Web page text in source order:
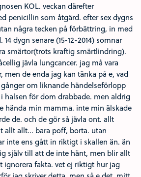
KOL. veckan därefter
penicillin som åtgärd. efter sex dygns
några tecken på förbättring, in med
dygn senare (15-12-2014) somnar
smärtor(trots kraftig smärtlindring).
jävla lungcancer. jag må vara
men de enda jag kan tänka på e, vad
om liknande händelseförlopp
halsen för dom drabbade. men aldrig
hända min mamma. inte min älskade
de. och de gör så jävla ont. allt
allt allt... bara poff, borta. utan
inte ens gått in riktigt i skallen än. än
själv till att de inte hänt, men blir allt
ignorera fakta. vet ej riktigt hur jag